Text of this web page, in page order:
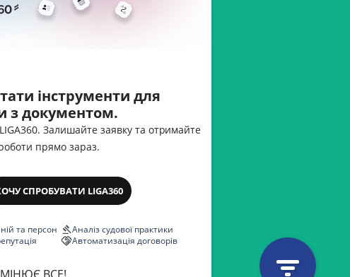
інструменти для
з документом.
Залишайте заявку та отримайте
прямо зараз.
СПРОБУВАТИ LIGA360
та персон
Аналіз судової практики
Автоматизація договорів